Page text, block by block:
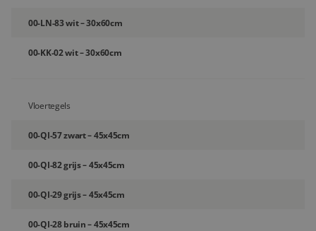
Contact
00-LN-83 wit – 30x60cm
00-KK-02 wit – 30x60cm
Vloertegels
00-QI-57 zwart – 45x45cm
00-QI-82 grijs – 45x45cm
00-QI-29 grijs – 45x45cm
00-QI-28 bruin – 45x45cm